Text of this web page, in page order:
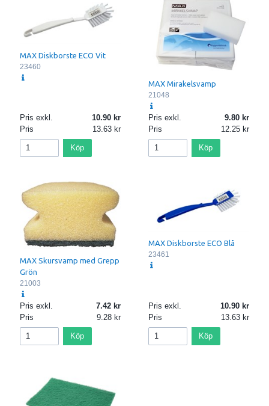
MAX Diskborste ECO Vit
23460
Pris exkl.
10.90
Pris
13.63
Köp
MAX Mirakelsvamp
21048
Pris exkl.
9.80
Pris
12.25
Köp
MAX Skursvamp med Grepp
Grön
21003
Pris exkl.
7.42
Pris
9.28
Köp
MAX Diskborste ECO Blå
23461
Pris exkl.
10.90
Pris
13.63
Köp